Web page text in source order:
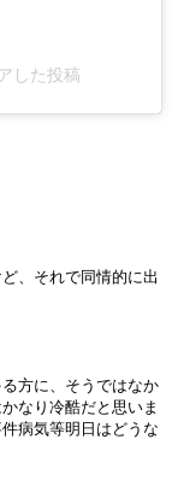
した投稿
、それで同情的に出
方に、そうではなか
なり冷酷だと思いま
病気等明日はどうな